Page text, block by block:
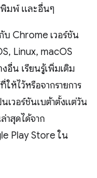
มพ์ และอื่นๆ
บ Chrome เวอร์ชัน
Linux, macOS
อื่น เรียนรู้เพิ่มเติม
ห้ไว้หรือจากรายการ
วอร์ชันเบต้าตั้งแต่วัน
าสุดได้จาก
Play Store ใน